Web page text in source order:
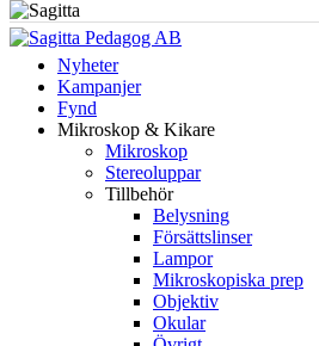
Nyheter
Kampanjer
Fynd
Mikroskop & Kikare
Mikroskop
Stereoluppar
Tillbehör
Belysning
Försättslinser
Lampor
Mikroskopiska prep
Objektiv
Okular